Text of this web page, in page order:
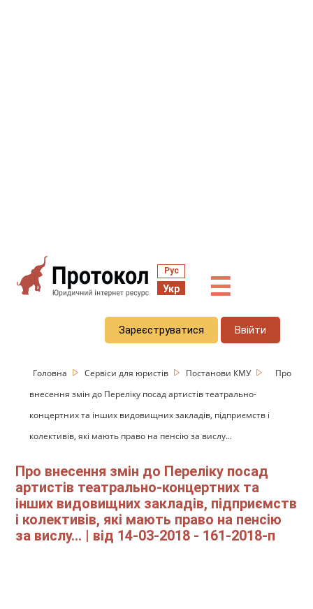
Рус
Укр ☰
Зареєструватися Ввійти
Головна Сервіси для юристів Постанови КМУ
Про
внесення змін до Переліку посад артистів театрально-
концертних та інших видовищних закладів, підприємств і
колективів, які мають право на пенсію за вислу...
Про внесення змін до Переліку посад
артистів театрально-концертних та
інших видовищних закладів, підприємств
і колективів, які мають право на пенсію
за вислу... | від 14-03-2018 - 161-2018-п